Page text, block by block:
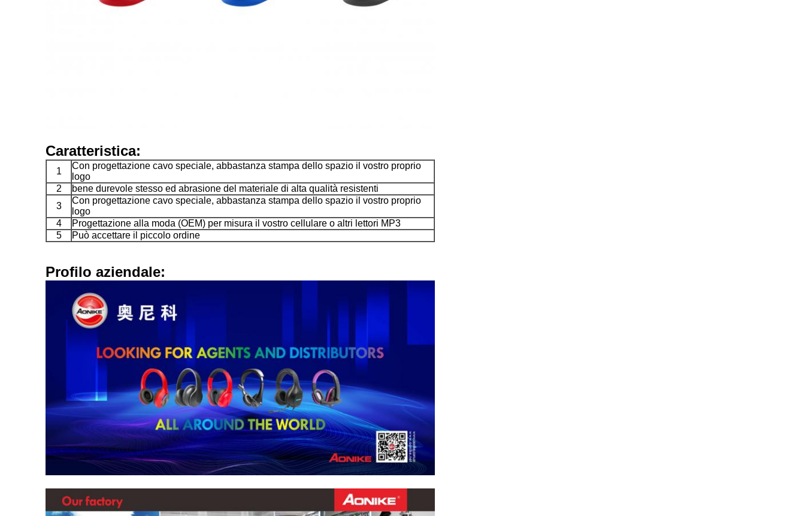
Caratteristica:
1
Con progettazione cavo speciale, abbastanza stampa dello spazio il vostro proprio
logo
2
bene durevole stesso ed abrasione del materiale di alta qualità resistenti
3
Con progettazione cavo speciale, abbastanza stampa dello spazio il vostro proprio
logo
4
Progettazione alla moda (OEM) per misura il vostro cellulare o altri lettori MP3
5
Può accettare il piccolo ordine
Profilo aziendale: